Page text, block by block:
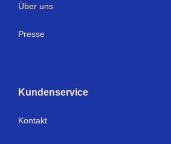
Über uns
Presse
Kundenservice
Kontakt